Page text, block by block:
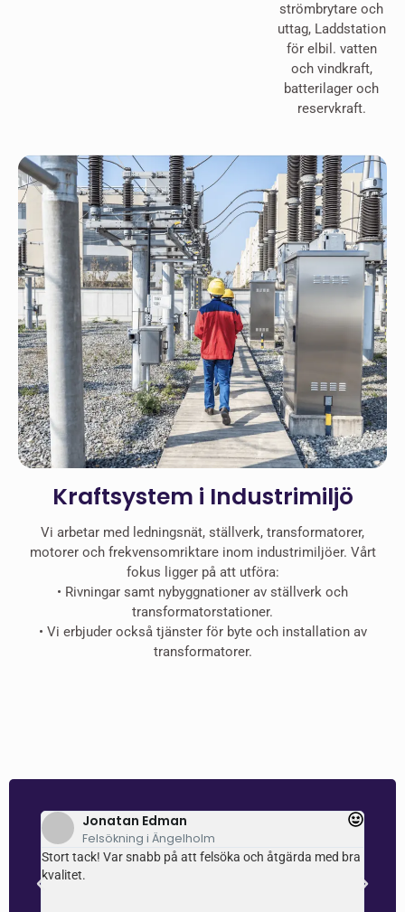
strömbrytare och
uttag, Laddstation
för elbil. vatten
och vindkraft,
batterilager och
reservkraft.
Kraftsystem i Industrimiljö
Vi arbetar med ledningsnät, ställverk, transformatorer,
motorer och frekvensomriktare inom industrimiljöer. Vårt
fokus ligger på att utföra:
•⁠ ⁠Rivningar samt nybyggnationer av ställverk och
transformatorstationer.
•⁠ ⁠⁠Vi erbjuder också tjänster för byte och installation av
transformatorer.
Jonatan Edman
Felsökning i Ängelholm
Stort tack! Var snabb på att felsöka och åtgärda med bra
kvalitet.